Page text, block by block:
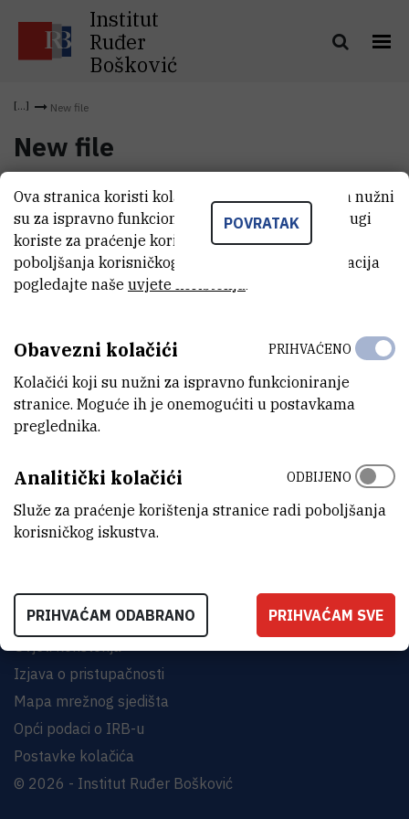
Institut
Ruđer
Bošković
New file
New file
New file (2,6 MB)
Bijenička cesta 54, 10000 Zagreb
KONTAKTIRAJTE NAS
Izjava o pristupačnosti
Mapa mrežnog sjedišta
Opći podaci o IRB-u
Postavke kolačića
© 2026 - Institut Ruđer Bošković
POVRATAK
Ova stranica koristi kolačiće. Neki od tih kolačića nužni
su za ispravno funkcioniranje stranice, dok se drugi
koriste za praćenje korištenja stranice radi
poboljšanja korisničkog iskustva. Za više informacija
pogledajte naše uvjete korištenja.
Obavezni kolačići
Kolačići koji su nužni za ispravno funkcioniranje
stranice. Moguće ih je onemogućiti u postavkama
preglednika.
PRIHVAĆENO
Analitički kolačići
Služe za praćenje korištenja stranice radi poboljšanja
korisničkog iskustva.
ODBIJENO
PRIHVAĆAM ODABRANO PRIHVAĆAM SVE